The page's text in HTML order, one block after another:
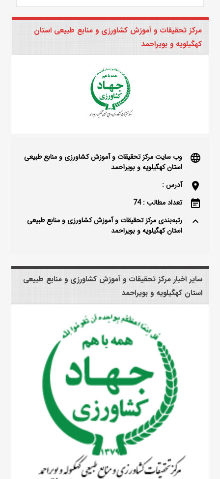
مرکز تحقیقات و آموزش کشاورزی و منابع طبیعی استان
کهگیلویه و بویراحمد
language
وب سایت مرکز تحقیقات و آموزش کشاورزی و منابع طبیعی
استان کهگیلویه و بویراحمد
location_on آدرس :
event_note تعداد مطالب : 74
keyboard_arrow_up
رتبه‌بندی مرکز تحقیقات و آموزش کشاورزی و منابع طبیعی
استان کهگیلویه و بویراحمد
سایر اخبار مرکز تحقیقات و آموزش کشاورزی و منابع طبیعی
استان کهگیلویه و بویراحمد